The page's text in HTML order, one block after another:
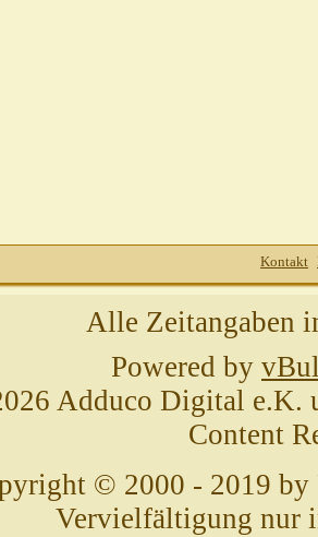
Kontakt
Alle Zeitangaben
Powered by
Adduco Digital e.K.
Content
© 2000 - 2019 by
Vervielfältigung nur